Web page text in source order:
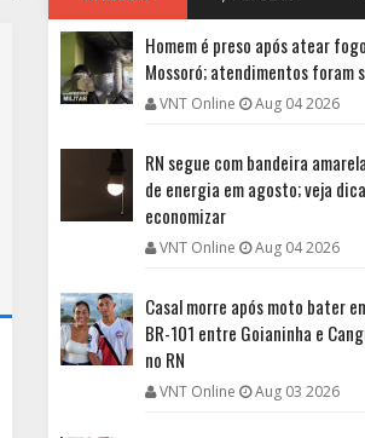
Homem é preso após atear
Mossoró; atendimentos foram
VNT Online Aug 04 2026
RN segue com bandeira
de energia em agosto; veja
economizar
VNT Online Aug 04 2026
Casal morre após moto bater
BR-101 entre Goianinha e
no RN
VNT Online Aug 03 2026